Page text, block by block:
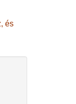
és